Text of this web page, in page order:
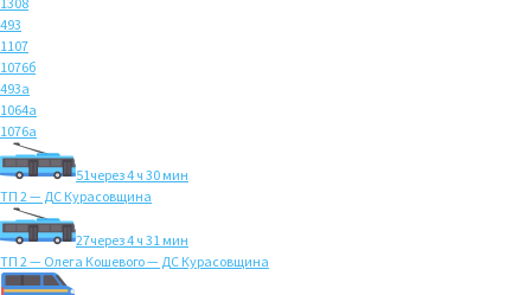
493
1107
1076б
493а
1064а
1076а
51через 4 ч 30 мин
ТП 2 — ДС Курасовщина
27через 4 ч 31 мин
ТП 2 — Олега Кошевого — ДС Курасовщина